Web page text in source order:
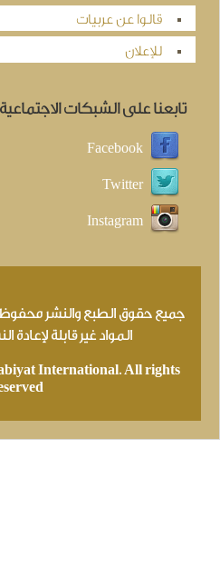
قالوا عن عربيات
للإعلان
تابعنا على الشبكات الاجتماعية
Facebook
Twitter
Instagram
جميع حقوق الطبع والنشر محفوظة لمجلة
المواد غير قابلة لإعادة
International. All rights
reserved